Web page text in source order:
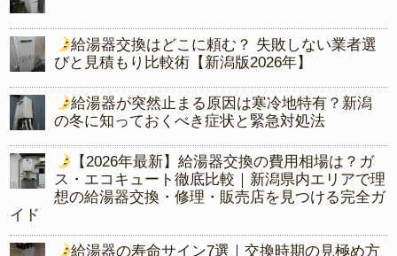
給湯器交換はどこに頼む？ 失敗しない業者選
びと見積もり比較術【新潟版2026年】
給湯器が突然止まる原因は寒冷地特有？新潟
の冬に知っておくべき症状と緊急対処法
【2026年最新】給湯器交換の費用相場は？ガ
ス・エコキュート徹底比較｜新潟県内エリアで理
想の給湯器交換・修理・販売店を見つける完全ガ
イド
給湯器の寿命サイン7選｜交換時期の見極め方